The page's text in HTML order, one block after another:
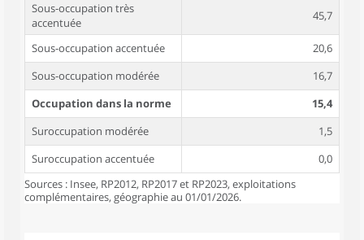
Sous-occupation très
accentuée
45,7
Sous-occupation accentuée
20,6
Sous-occupation modérée
16,7
Occupation dans la norme
15,4
Suroccupation modérée
1,5
Suroccupation accentuée
0,0
Sources : Insee, RP2012, RP2017 et RP2023, exploitations
complémentaires, géographie au 01/01/2026.